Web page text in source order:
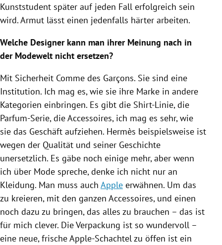
Kunststudent später auf jeden Fall erfolgreich sein
wird. Armut lässt einen jedenfalls härter arbeiten.
Welche Designer kann man ihrer Meinung nach in
der Modewelt nicht ersetzen?
Mit Sicherheit Comme des Garçons. Sie sind eine
Institution. Ich mag es, wie sie ihre Marke in andere
Kategorien einbringen. Es gibt die Shirt-Linie, die
Parfum-Serie, die Accessoires, ich mag es sehr, wie
sie das Geschäft aufziehen. Hermès beispielsweise ist
wegen der Qualität und seiner Geschichte
unersetzlich. Es gäbe noch einige mehr, aber wenn
ich über Mode spreche, denke ich nicht nur an
Kleidung. Man muss auch Apple erwähnen. Um das
zu kreieren, mit den ganzen Accessoires, und einen
noch dazu zu bringen, das alles zu brauchen – das ist
für mich clever. DieVerpackung ist so wundervoll –
eine neue, frische Apple-Schachtel zu öffen ist ein